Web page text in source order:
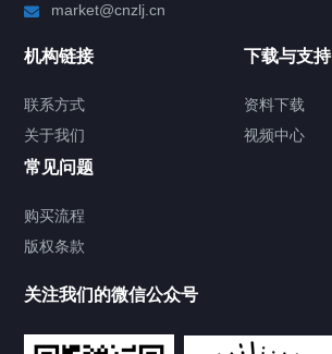
TCU温度控制单元
Chiller气体控温系统
market@cnzlj.cn
机构链接
联系方式
关于我们
下载与支持
资料下载
视频中心
常见问题
购买流程
版权条款
关注我们的微信公众号